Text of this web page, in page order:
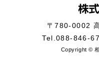
〒780-0002
Tel.088-846-
Copyright ©